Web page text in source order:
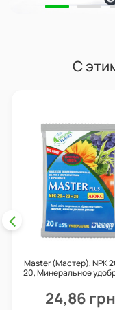
С
Master (Мастер), NPK
20, Минеральное
24,86 грн